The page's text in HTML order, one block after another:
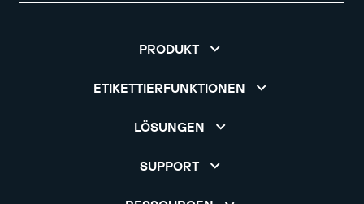
PRODUKT
ETIKETTIERFUNKTIONEN
LÖSUNGEN
SUPPORT